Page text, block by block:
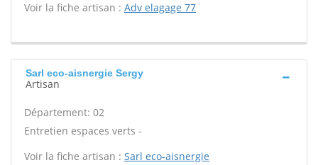
Voir la fiche artisan : Adv elagage 77
Sarl eco-aisnergie Sergy
Artisan
Département: 02
Entretien espaces verts -
Voir la fiche artisan : Sarl eco-aisnergie